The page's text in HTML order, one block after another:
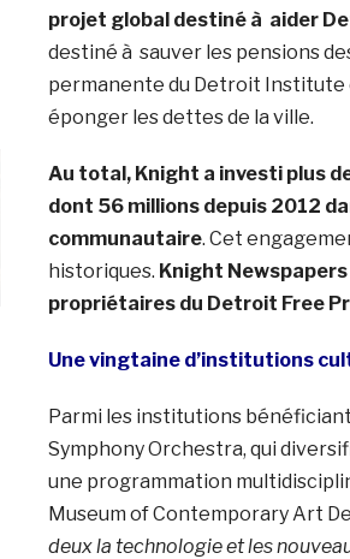
projet global destiné à aider
destiné à sauver les pensions
permanente du Detroit Institute
éponger les dettes de la ville.
Au total, Knight a investi plus
dont 56 millions depuis 2012
communautaire. Cet
historiques. Knight
propriétaires du Detroit Free
Une vingtaine d’institutions
Parmi les institutions
Symphony Orchestra, qui
une programmation
Museum of Contemporary Art
deux la technologie et les